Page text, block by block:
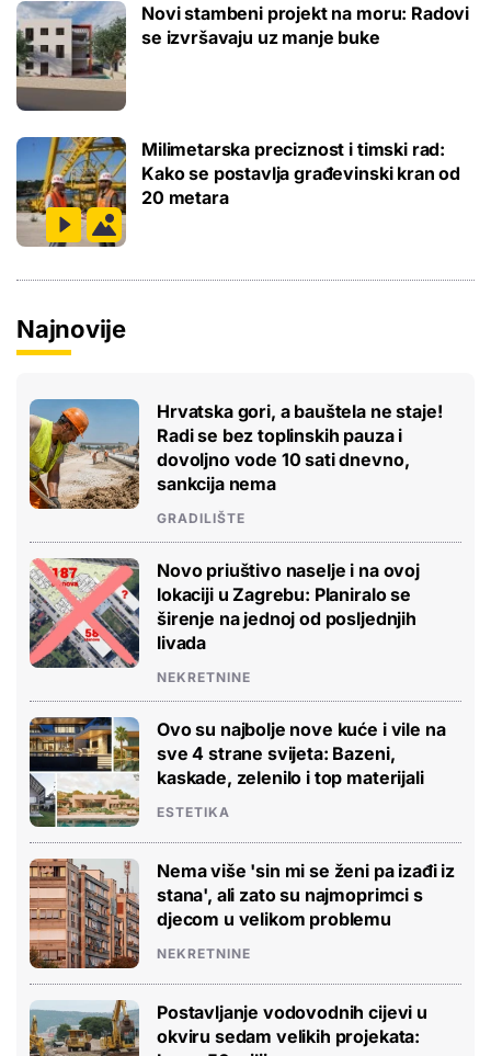
Novi stambeni projekt na moru: Radovi
se izvršavaju uz manje buke
Milimetarska preciznost i timski rad:
Kako se postavlja građevinski kran od
20 metara
Najnovije
Hrvatska gori, a bauštela ne staje!
Radi se bez toplinskih pauza i
dovoljno vode 10 sati dnevno,
sankcija nema
GRADILIŠTE
Novo priuštivo naselje i na ovoj
lokaciji u Zagrebu: Planiralo se
širenje na jednoj od posljednjih
livada
NEKRETNINE
Ovo su najbolje nove kuće i vile na
sve 4 strane svijeta: Bazeni,
kaskade, zelenilo i top materijali
ESTETIKA
Nema više 'sin mi se ženi pa izađi iz
stana', ali zato su najmoprimci s
djecom u velikom problemu
NEKRETNINE
Postavljanje vodovodnih cijevi u
okviru sedam velikih projekata: